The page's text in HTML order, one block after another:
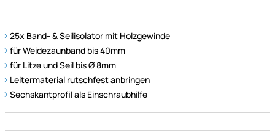
25x Band- & Seilisolator mit Holzgewinde
für Weidezaunband bis 40mm
für Litze und Seil bis Ø 8mm
Leitermaterial rutschfest anbringen
Sechskantprofil als Einschraubhilfe